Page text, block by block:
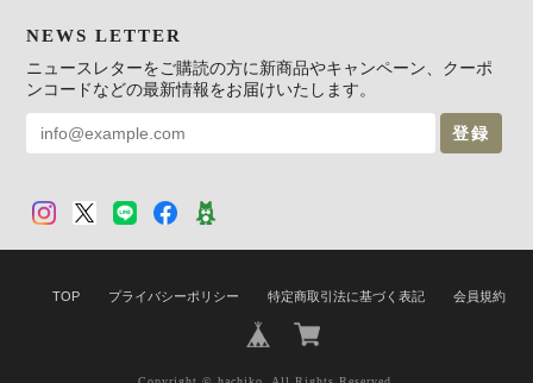
NEWS LETTER
ニュースレターをご購読の方に新商品やキャンペーン、クーポ
ンコードなどの最新情報をお届けいたします。
登録
TOP プライバシーポリシー 特定商取引法に基づく表記 会員規約